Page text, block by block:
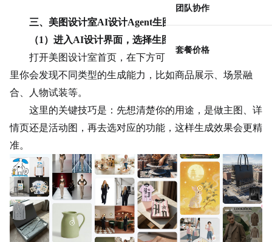
团队协作
套餐价格
三、美图设计室AI设计Agent生图详细操作步骤
（1）进入AI设计界面，选择生图入口
打开美图设计室首页，在下方可以看到设计广场，在这
里你会发现不同类型的生成能力，比如商品展示、场景融
合、人物试装等。
这里的关键技巧是：先想清楚你的用途，是做主图、详
情页还是活动图，再去选对应的功能，这样生成效果会更精
准。